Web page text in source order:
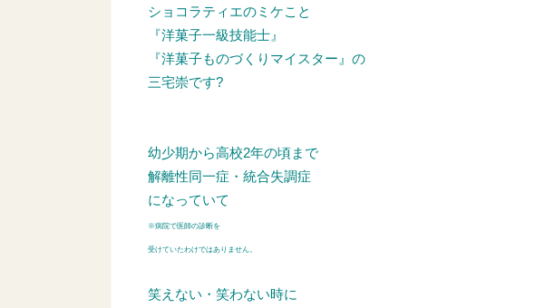
ショコラティエのミケこと
『洋菓子一級技能士』
『洋菓子ものづくりマイスター』の
三宅崇です?
幼少期から高校2年の頃まで
解離性同一症・統合失調症
になっていて
※病院で医師の診断を
受けていたわけではありません。
笑えない・笑わない時に